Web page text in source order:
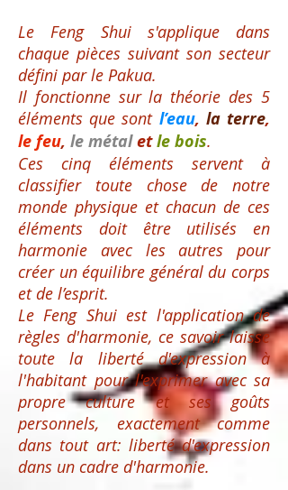
Le Feng Shui s'applique dans
chaque pièces suivant son secteur
défini par le Pakua.
Il fonctionne sur la théorie des 5
éléments que sont l’eau, la terre,
le feu, le métaletle bois.
Ces cinq éléments servent à
classifier toute chose de notre
monde physique et chacun de ces
éléments doit être utilisés en
harmonie avec les autres pour
créer un équilibre général du corps
et de l’esprit.
Le Feng Shui est l'application de
règles d'harmonie, ce savoir laisse
toute la liberté d'expression à
l'habitant pour l'exprimer avec sa
propre culture et ses goûts
personnels, exactement comme
dans tout art: liberté d'expression
dans un cadre d'harmonie.